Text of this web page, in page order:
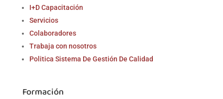
I+D Capacitación
Servicios
Colaboradores
Trabaja con nosotros
Politica Sistema De Gestión De Calidad
Formación